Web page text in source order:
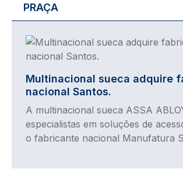
PRAÇA
Imagem
Multinacional sueca adquire
nacional Santos.
A multinacional sueca ASSA
especialistas em soluções de
o fabricante nacional Manufatura